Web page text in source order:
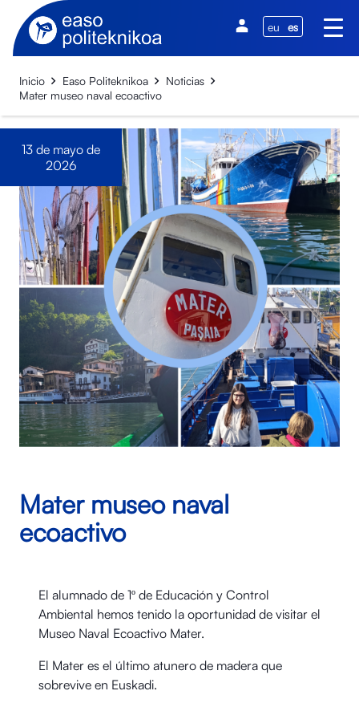
eu es
Inicio Easo Politeknikoa
Noticias
Mater museo naval ecoactivo
13 de mayo de
2026
Mater museo naval
ecoactivo
El alumnado de 1º de Educación y Control
Ambiental hemos tenido la oportunidad de visitar el
Museo Naval Ecoactivo Mater.
El Mater es el último atunero de madera que
sobrevive en Euskadi.